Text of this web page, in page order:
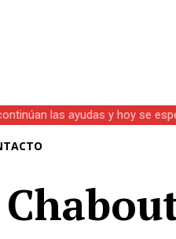
las ayudas y hoy se